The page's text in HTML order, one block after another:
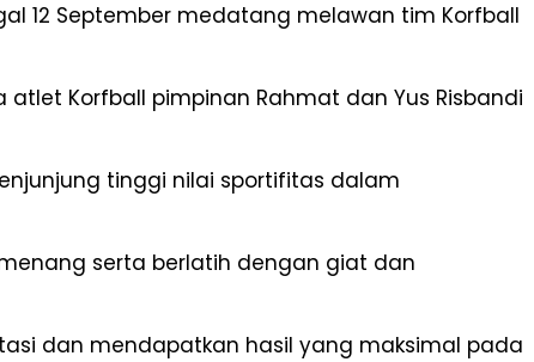
12 September medatang melawan tim Korfball
Korfball pimpinan Rahmat dan Yus Risbandi
tinggi nilai sportifitas dalam
serta berlatih dengan giat dan
dan mendapatkan hasil yang maksimal pada